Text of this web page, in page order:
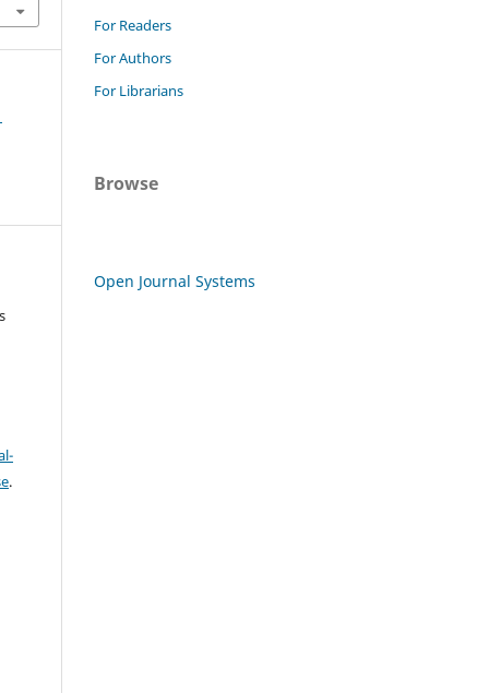
.
For Readers
For Authors
For Librarians
Browse
Open Journal Systems